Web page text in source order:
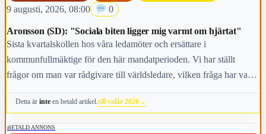
9 augusti, 2026, 08:00 0
Aronsson (SD): "Sociala biten ligger mig varmt om hjärtat"
Sista kvartalskollen hos våra ledamöter och ersättare i
kommunfullmäktige för den här mandatperioden. Vi har ställt
frågor om man var rådgivare till världsledare, vilken fråga har varit
viktigast för kommunens invånare i höst och vem anses vara den
Detta ärinte en betald artikel.till valår 2026→
BETALD ANNONS